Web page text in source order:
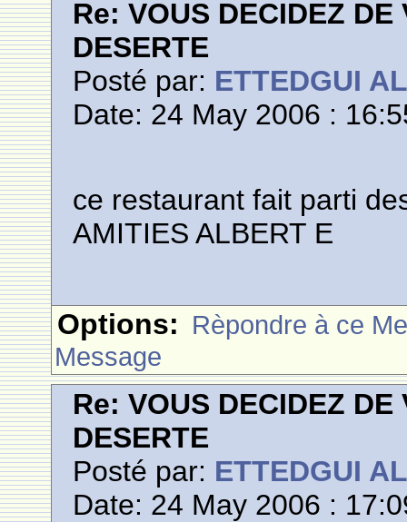
Re: VOUS DECIDEZ
DESERTE
Posté par: ETTEDGUI
Date: 24 May 2006 :
ce restaurant fait parti
AMITIES ALBERT E
Options: Rèpondre à ce
Message
Re: VOUS DECIDEZ
DESERTE
Posté par: ETTEDGUI
Date: 24 May 2006 :